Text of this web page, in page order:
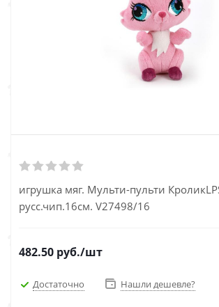
игрушка мяг. Мульти-пульти
русс.чип.16см. V27498/16
482.50 руб./шт
Достаточно Нашли дешевле?